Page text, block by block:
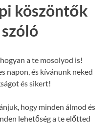
köszöntők
a te mosolyod is!
napon, és kívánunk neked
és sikert!
hogy minden álmod és
lehetőség a te előtted